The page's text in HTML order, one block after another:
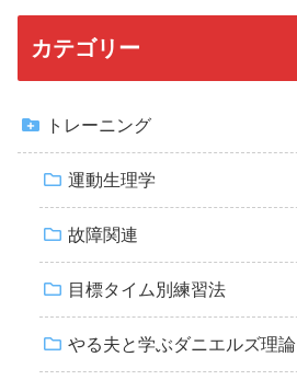
カテゴリー
トレーニング
運動生理学
故障関連
目標タイム別練習法
やる夫と学ぶダニエルズ理論